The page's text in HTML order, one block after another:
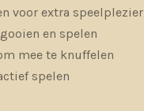
voor extra speelplezier
en spelen
mee te knuffelen
spelen